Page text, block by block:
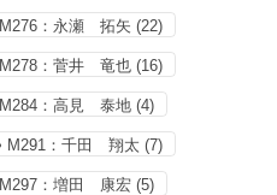
M276：永瀬 拓矢 (22)
M278：菅井 竜也 (16)
M284：高見 泰地 (4)
M291：千田 翔太 (7)
M297：増田 康宏 (5)